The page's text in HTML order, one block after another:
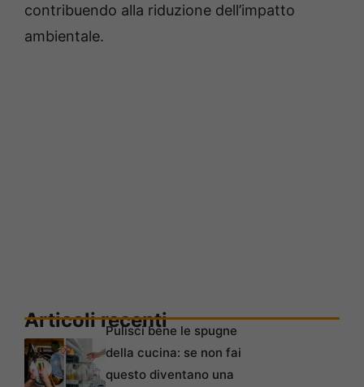
contribuendo alla riduzione dell’impatto
ambientale.
Articoli recentiPulisci bene le spugne
della cucina: se non fai
questo diventano una